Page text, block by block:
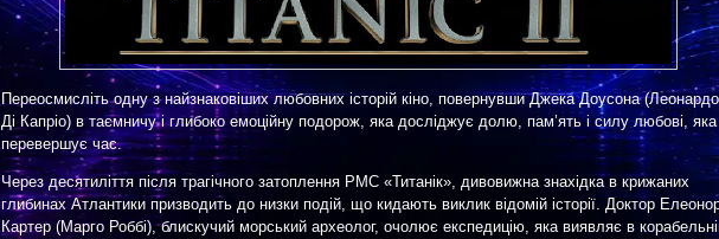
Переосмисліть одну з найзнаковіших любовних історій кіно, повернувши Джека Доусона (Леонардо
Ді Капріо) в таємничу і глибоко емоційну подорож, яка досліджує долю, пам’ять і силу любові, яка
перевершує час.
Через десятиліття після трагічного затоплення РМС «Титанік», дивовижна знахідка в крижаних
глибинах Атлантики призводить до низки подій, що кидають виклик відомій історії. Доктор
Картер (Марго Роббі), блискучий морський археолог, очолює експедицію, яка виявляє в